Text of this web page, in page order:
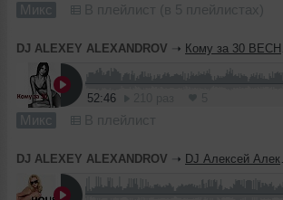
Микс В плейлист (в 5 плейлистах)
DJ ALEXEY ALEXANDROV ➝ Кому за 30 ВЕСНА (DJ Алексей Александров MIX)
52:46
Микс В плейлист
DJ ALEXEY ALEXANDROV ➝ DJ Алексей Александров HOUSE MIX(Танцы для Светланы 2015)